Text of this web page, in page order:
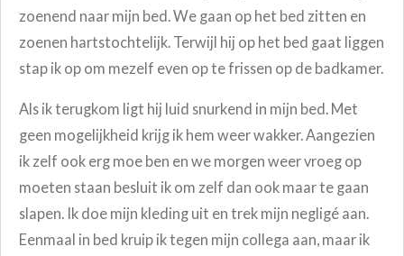
zoenend naar mijn bed. We gaan op het bed zitten en
zoenen hartstochtelijk. Terwijl hij op het bed gaat liggen
stap ik op om mezelf even op te frissen op de badkamer.
Als ik terugkom ligt hij luid snurkend in mijn bed. Met
geen mogelijkheid krijg ik hem weer wakker. Aangezien
ik zelf ook erg moe ben en we morgen weer vroeg op
moeten staan besluit ik om zelf dan ook maar te gaan
slapen. Ik doe mijn kleding uit en trek mijn negligé aan.
Eenmaal in bed kruip ik tegen mijn collega aan, maar ik